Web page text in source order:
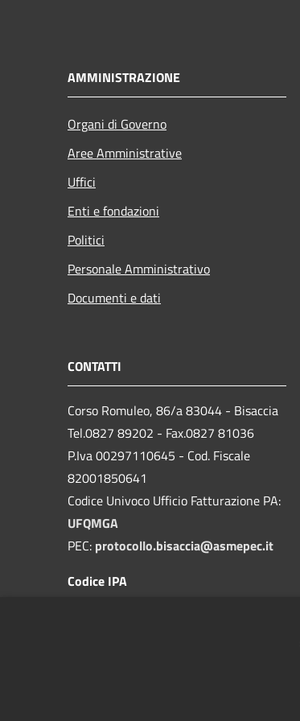
AMMINISTRAZIONE
Organi di Governo
Aree Amministrative
Uffici
Enti e fondazioni
Politici
Personale Amministrativo
Documenti e dati
CONTATTI
Corso Romuleo, 86/a 83044 - Bisaccia
Tel.0827 89202 - Fax.0827 81036
P.Iva 00297110645 - Cod. Fiscale
82001850641
Codice Univoco Ufficio Fatturazione PA:
UFQMGA
PEC: protocollo.bisaccia@asmepec.it
Codice IPA